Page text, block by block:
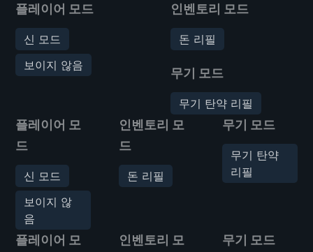
플레이어 모드
신 모드
보이지 않음
인벤토리 모드
돈 리필
무기 모드
무기 탄약 리필
플레이어 모
드
신 모드
보이지 않
음
인벤토리 모
드
돈 리필
무기 모드
무기 탄약
리필
플레이어 모
인벤토리 모
무기 모드